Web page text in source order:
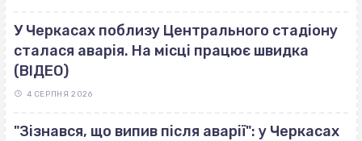
У Черкасах поблизу Центрального стадіону
сталася аварія. На місці працює швидка
(ВІДЕО)
4 СЕРПНЯ 2026
"Зізнався, що випив після аварії": у Черкасах